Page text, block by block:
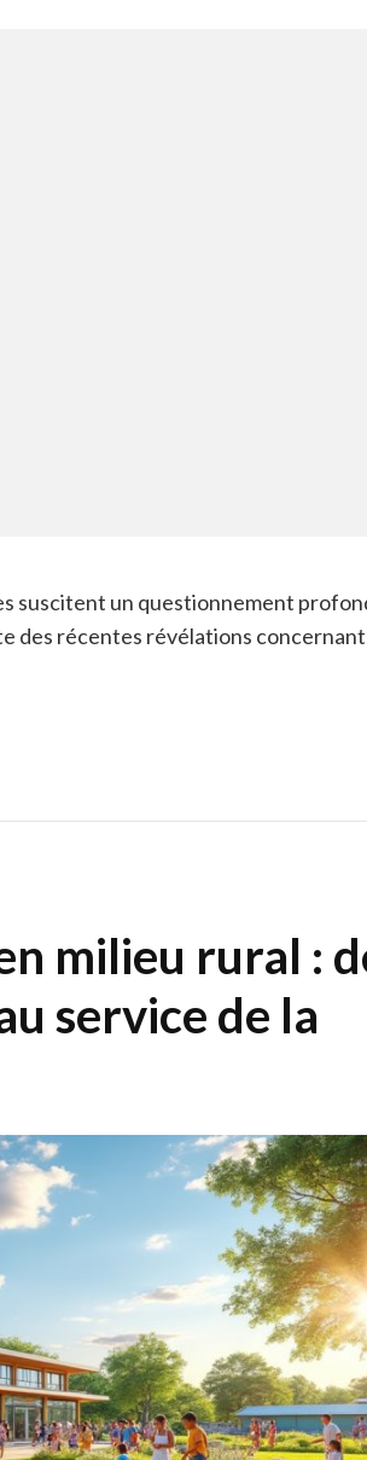
suscitent un questionnement
des récentes révélations
milieu rural :
service de la